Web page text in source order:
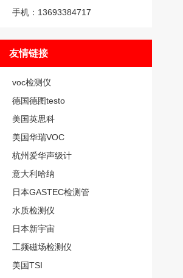
手机：13693384717
友情链接
voc检测仪
德国德图testo
美国英思科
美国华瑞VOC
杭州爱华声级计
意大利哈纳
日本GASTEC检测管
水质检测仪
日本新宇宙
工频磁场检测仪
美国TSI